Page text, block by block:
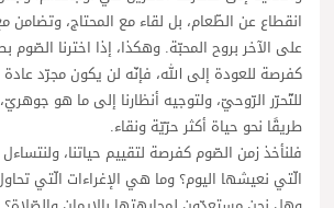
انقطاع عن الطّعام، بل لقاء مع المحتاج، وتضامن
على الآخر بروح المحبّة. وهكذا، إذا اخترنا الصّوم
كفرصة للعودة إلى الله، فإنّه لن يكون مجرّد
للتّحرّر الرّوحيّ، ولتوجيه أنظارنا إلى ما هو
طريقًا نحو حياة أكثر حرّيّة ونقاء.
فلنأخذ زمن الصّوم كفرصة لتقييم حياتنا،
الّتي نعيشها اليوم؟ وما هي الإغراءات الّتي